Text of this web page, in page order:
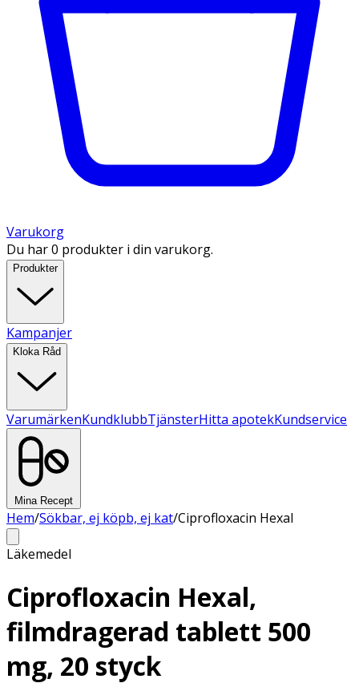
Varukorg
Du har 0 produkter i din varukorg.
Produkter
Kampanjer
Kloka Råd
VarumärkenKundklubbTjänsterHitta apotekKundservice
Mina Recept
Hem/Sökbar, ej köpb, ej kat/Ciprofloxacin Hexal
Läkemedel
Ciprofloxacin Hexal,
filmdragerad tablett 500
mg, 20 styck